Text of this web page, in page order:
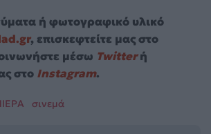
ή φωτογραφικό υλικό
, επισκεφτείτε μας στο
μέσω Twitterή
στο Instagram.
σινεμά